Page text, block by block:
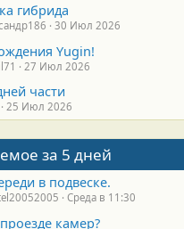
гибрида
30 Июл 2026
Yugin!
27 Июл 2026
части
25 Июл 2026
за 5 дней
в подвеске.
Среда в 11:30
камер?